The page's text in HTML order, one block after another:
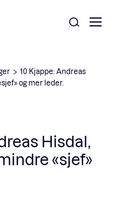
10 Kjappe: Andreas
og mer leder.
Hisdal,
«sjef»